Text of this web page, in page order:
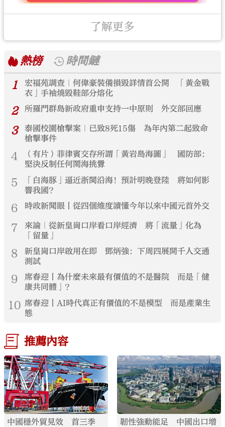
了解更多
熱榜
時間鏈
1
宏福苑調查｜何偉豪裝備損毀詳情首公開 「黃金戰
衣」手袖燒毀鞋部分熔化
2 所羅門群島新政府重申支持一中原則 外交部回應
3
泰國校園槍擊案｜已致8死15傷 為年內第二起致命
槍擊事件
4
（有片）菲律賓交存所謂「黃岩島海圖」 國防部：
堅決反制任何鬧海挑釁
5
「白海豚」逼近浙閩沿海！預計明晚登陸 將如何影
響我國？
6 時政新聞眼丨從四個維度讀懂今年以來中國元首外交
7
來論｜從新皇崗口岸看口岸經濟 將「流量」化為
「留量」
8
新皇崗口岸啟用在即 鄧炳強：下周四展開千人交通
測試
9
席春迎丨為什麼未來最有價值的不是醫院 而是「健
康共同體」？
10 席春迎丨AI時代真正有價值的不是模型 而是產業生
態
推薦內容
中國穩外貿見效 首三季
韌性強動能足 中國出口增